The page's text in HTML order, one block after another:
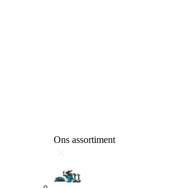
Ons assortiment